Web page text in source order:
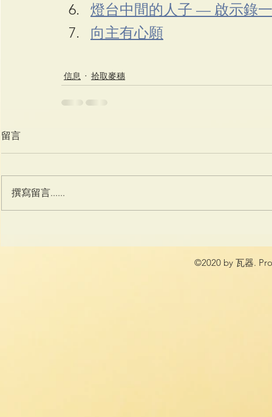
燈台中間的人子 — 啟示錄
向主有心願
信息 拾取麥穗
留言
撰寫留言......
©2020 by 瓦器.